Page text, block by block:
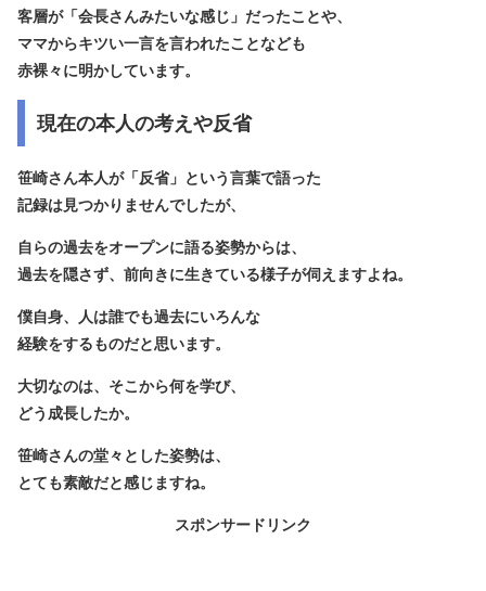
客層が「会長さんみたいな感じ」だったことや、
ママからキツい一言を言われたことなども
赤裸々に明かしています。
現在の本人の考えや反省
笹崎さん本人が「反省」という言葉で語った
記録は見つかりませんでしたが、
自らの過去をオープンに語る姿勢からは、
過去を隠さず、前向きに生きている様子が伺えますよね。
僕自身、人は誰でも過去にいろんな
経験をするものだと思います。
大切なのは、そこから何を学び、
どう成長したか。
笹崎さんの堂々とした姿勢は、
とても素敵だと感じますね。
スポンサードリンク